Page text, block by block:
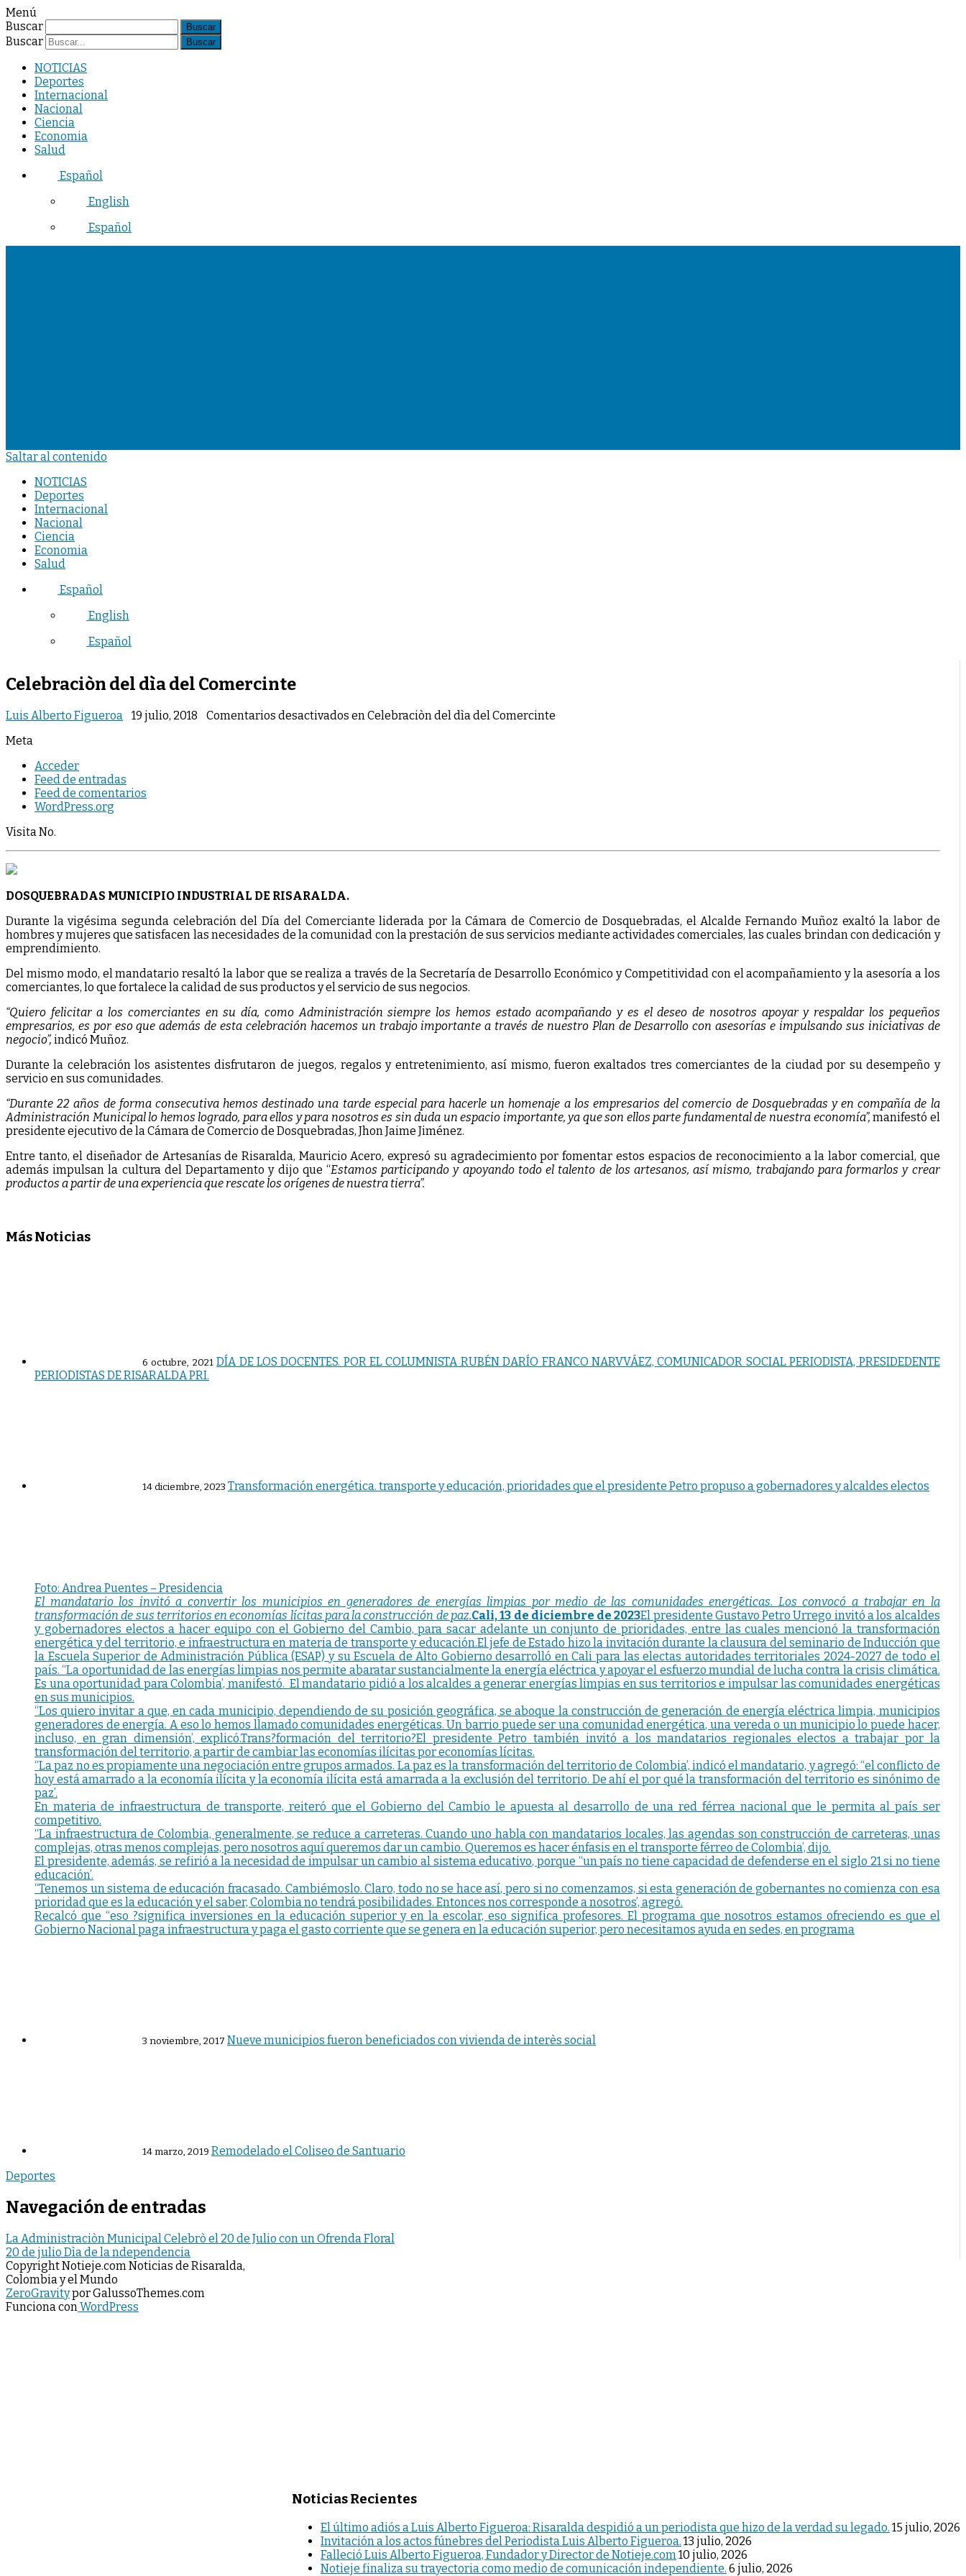
Menú
Buscar
Buscar
NOTICIAS
Deportes
Internacional
Nacional
Ciencia
Economia
Salud
Español
English
Español
Saltar al contenido
NOTICIAS
Deportes
Internacional
Nacional
Ciencia
Economia
Salud
Español
English
Español
Celebraciòn del dìa del Comercinte
Luis Alberto Figueroa 19 julio, 2018 Comentarios desactivados en Celebraciòn del dìa del Comercinte
Meta
Acceder
Feed de entradas
Feed de comentarios
WordPress.org
Visita No.
DOSQUEBRADAS MUNICIPIO INDUSTRIAL DE RISARALDA.
Durante la vigésima segunda celebración del Día del Comerciante liderada por la Cámara de Comercio de Dosquebradas, el Alcalde Fernando Muñoz exaltó la labor de
hombres y mujeres que satisfacen las necesidades de la comunidad con la prestación de sus servicios mediante actividades comerciales, las cuales brindan con dedicación y
emprendimiento.
Del mismo modo, el mandatario resaltó la labor que se realiza a través de la Secretaría de Desarrollo Económico y Competitividad con el acompañamiento y la asesoría a los
comerciantes, lo que fortalece la calidad de sus productos y el servicio de sus negocios.
“Quiero felicitar a los comerciantes en su día, como Administración siempre los hemos estado acompañando y es el deseo de nosotros apoyar y respaldar los pequeños
empresarios, es por eso que además de esta celebración hacemos un trabajo importante a través de nuestro Plan de Desarrollo con asesorías e impulsando sus iniciativas de
negocio”, indicó Muñoz.
Durante la celebración los asistentes disfrutaron de juegos, regalos y entretenimiento, así mismo, fueron exaltados tres comerciantes de la ciudad por su desempeño y
servicio en sus comunidades.
“Durante 22 años de forma consecutiva hemos destinado una tarde especial para hacerle un homenaje a los empresarios del comercio de Dosquebradas y en compañía de la
Administración Municipal lo hemos logrado, para ellos y para nosotros es sin duda un espacio importante, ya que son ellos parte fundamental de nuestra economía”, manifestó el
presidente ejecutivo de la Cámara de Comercio de Dosquebradas, Jhon Jaime Jiménez.
Entre tanto, el diseñador de Artesanías de Risaralda, Mauricio Acero, expresó su agradecimiento por fomentar estos espacios de reconocimiento a la labor comercial, que
además impulsan la cultura del Departamento y dijo que “Estamos participando y apoyando todo el talento de los artesanos, así mismo, trabajando para formarlos y crear
productos a partir de una experiencia que rescate los orígenes de nuestra tierra”.
Más Noticias
6 octubre, 2021 DÍA DE LOS DOCENTES. POR EL COLUMNISTA RUBÉN DARÍO FRANCO NARVVÁEZ, COMUNICADOR SOCIAL PERIODISTA, PRESIDEDENTE
PERIODISTAS DE RISARALDA PRI.
14 diciembre, 2023 Transformación energética. transporte y educación, prioridades que el presidente Petro propuso a gobernadores y alcaldes electos
Foto: Andrea Puentes – Presidencia
El mandatario los invitó a convertir los municipios en generadores de energías limpias por medio de las comunidades energéticas. Los convocó a trabajar en la
transformación de sus territorios en economías lícitas para la construcción de paz.Cali, 13 de diciembre de 2023El presidente Gustavo Petro Urrego invitó a los alcaldes
y gobernadores electos a hacer equipo con el Gobierno del Cambio, para sacar adelante un conjunto de prioridades, entre las cuales mencionó la transformación
energética y del territorio, e infraestructura en materia de transporte y educación.El jefe de Estado hizo la invitación durante la clausura del seminario de Inducción que
la Escuela Superior de Administración Pública (ESAP) y su Escuela de Alto Gobierno desarrolló en Cali para las electas autoridades territoriales 2024-2027 de todo el
país. “La oportunidad de las energías limpias nos permite abaratar sustancialmente la energía eléctrica y apoyar el esfuerzo mundial de lucha contra la crisis climática.
Es una oportunidad para Colombia’, manifestó. El mandatario pidió a los alcaldes a generar energías limpias en sus territorios e impulsar las comunidades energéticas
en sus municipios.
“Los quiero invitar a que, en cada municipio, dependiendo de su posición geográfica, se aboque la construcción de generación de energía eléctrica limpia, municipios
generadores de energía. A eso lo hemos llamado comunidades energéticas. Un barrio puede ser una comunidad energética, una vereda o un municipio lo puede hacer,
incluso, en gran dimensión’, explicó.Trans?formación del territorio?El presidente Petro también invitó a los mandatarios regionales electos a trabajar por la
transformación del territorio, a partir de cambiar las economías ilícitas por economías lícitas.
“La paz no es propiamente una negociación entre grupos armados. La paz es la transformación del territorio de Colombia’, indicó el mandatario, y agregó: “el conflicto de
hoy está amarrado a la economía ilícita y la economía ilícita está amarrada a la exclusión del territorio. De ahí el por qué la transformación del territorio es sinónimo de
paz’.
En materia de infraestructura de transporte, reiteró que el Gobierno del Cambio le apuesta al desarrollo de una red férrea nacional que le permita al país ser
competitivo.
“La infraestructura de Colombia, generalmente, se reduce a carreteras. Cuando uno habla con mandatarios locales, las agendas son construcción de carreteras, unas
complejas, otras menos complejas, pero nosotros aquí queremos dar un cambio. Queremos es hacer énfasis en el transporte férreo de Colombia’, dijo.
El presidente, además, se refirió a la necesidad de impulsar un cambio al sistema educativo, porque “un país no tiene capacidad de defenderse en el siglo 21 si no tiene
educación’.
“Tenemos un sistema de educación fracasado. Cambiémoslo. Claro, todo no se hace así, pero si no comenzamos, si esta generación de gobernantes no comienza con esa
prioridad que es la educación y el saber, Colombia no tendrá posibilidades. Entonces nos corresponde a nosotros’, agregó.
Recalcó que “eso ?significa inversiones en la educación superior y en la escolar, eso significa profesores. El programa que nosotros estamos ofreciendo es que el
Gobierno Nacional paga infraestructura y paga el gasto corriente que se genera en la educación superior, pero necesitamos ayuda en sedes, en programa
3 noviembre, 2017 Nueve municipios fueron beneficiados con vivienda de interès social
14 marzo, 2019 Remodelado el Coliseo de Santuario
Deportes
Navegación de entradas
La Administraciòn Municipal Celebrò el 20 de Julio con un Ofrenda Floral
20 de julio Dìa de la ndependencia
Noticias Recientes
El último adiós a Luis Alberto Figueroa: Risaralda despidió a un periodista que hizo de la verdad su legado. 15 julio, 2026
Invitación a los actos fúnebres del Periodista Luis Alberto Figueroa. 13 julio, 2026
Falleció Luis Alberto Figueroa, Fundador y Director de Notieje.com 10 julio, 2026
Notieje finaliza su trayectoria como medio de comunicación independiente. 6 julio, 2026
Copyright Notieje.com Noticias de Risaralda,
Colombia y el Mundo
ZeroGravitypor GalussoThemes.com
Funciona conWordPress